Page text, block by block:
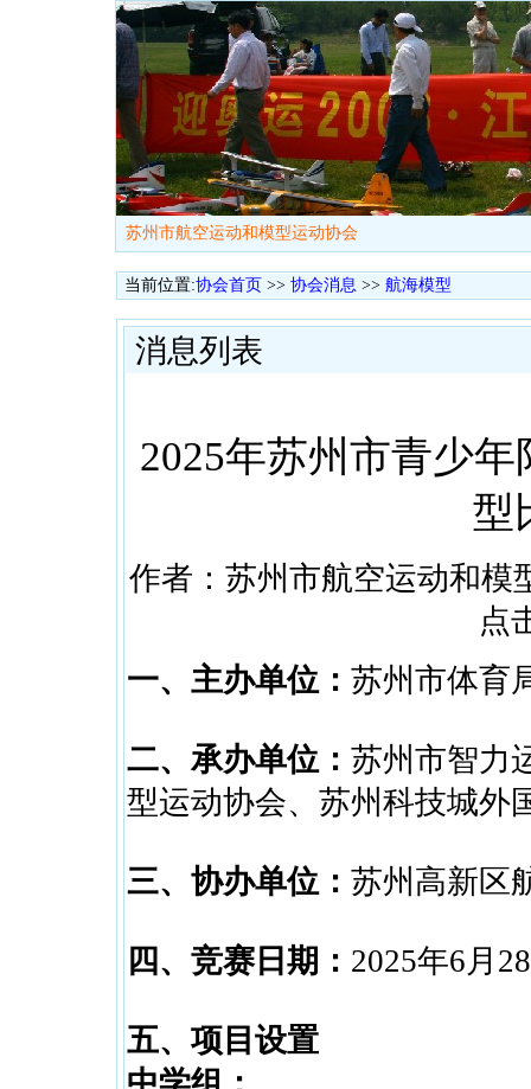
苏州市航空运动和模型运动协会
当前位置:协会首页 >> 协会消息 >> 航海模型
消息列表
2025年苏州市青少
型
作者：苏州市航空运动和模
点
一、主办单位： 苏州市体育
二、承办单位： 苏州市智力
型运动协会、 苏州科技城外
三、协办单位： 苏州高新区
四、竞赛日期： 2025年6月
五、项目设置